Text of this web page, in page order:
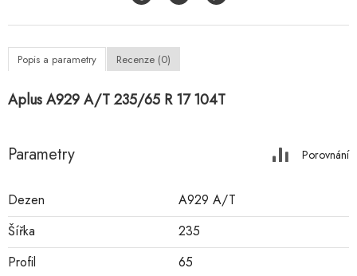
Popis a parametry Recenze (0)
Aplus A929 A/T 235/65 R 17 104T
Parametry Porovnání
Dezen
A929 A/T
Šířka
235
Profil
65